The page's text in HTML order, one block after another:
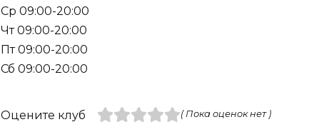
Ср 09:00-20:00
Чт 09:00-20:00
Пт 09:00-20:00
Сб 09:00-20:00
Оцените клуб ( Пока оценок нет )